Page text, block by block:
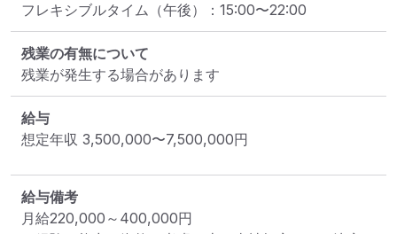
フレキシブルタイム（午後）
： 15:00〜22:00
残業の有無について
残業が発生する場合があります
給与
想定年収 3,500,000〜7,500,000円
給与備考
月給220,000～400,000円